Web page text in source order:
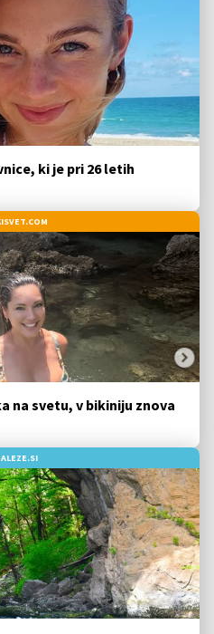
ki je pri 26 letih
na svetu, v bikiniju znova